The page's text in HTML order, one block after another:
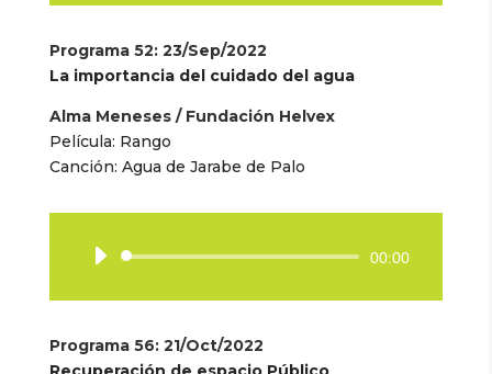
audio
Programa 52: 23/Sep/2022
La importancia del cuidado del agua
Alma Meneses / Fundación Helvex
Película: Rango
Canción: Agua de Jarabe de Palo
Reproductor
audio
00:00
Programa 56: 21/Oct/2022